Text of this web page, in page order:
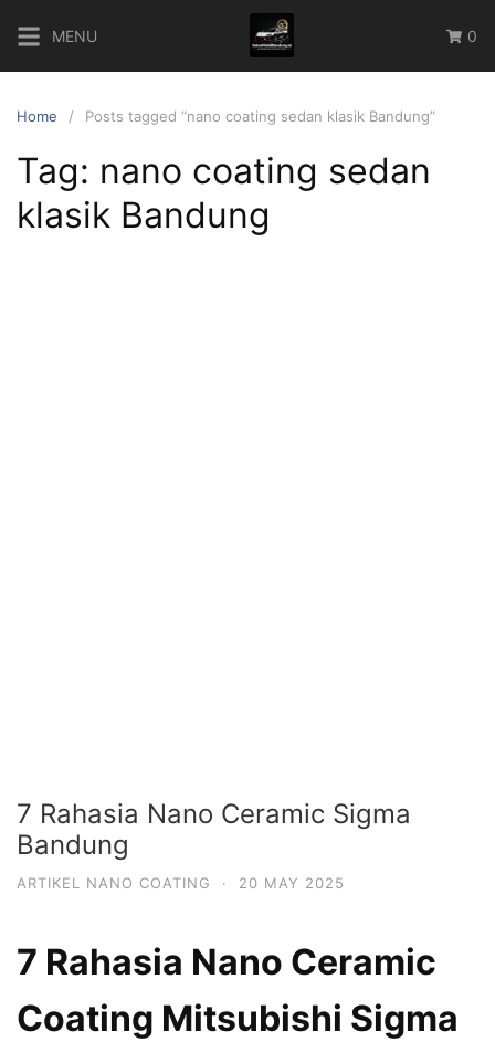
content
MENU 0
Home Posts tagged “nano coating sedan klasik Bandung”
Tag: nano coating sedan
klasik Bandung
7 Rahasia Nano Ceramic Sigma
Bandung
ARTIKEL NANO COATING · 20 MAY 2025
7 Rahasia Nano Ceramic
Coating Mitsubishi Sigma